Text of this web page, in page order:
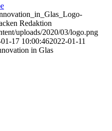
Redaktion
uploads/2020/03/logo.png
17 10:00:462022-01-11
in Glas